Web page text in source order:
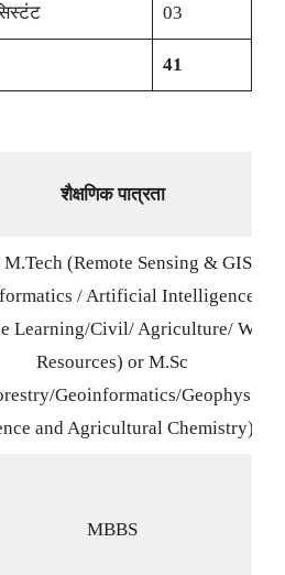
03
41
शैक्षणिक पात्रता
(Remote Sensing & GIS /
/ Artificial Intelligence &
Learning/Civil/ Agriculture/ Water
Resources) or M.Sc
Geoinformatics/Geophysics/
and Agricultural Chemistry)
MBBS